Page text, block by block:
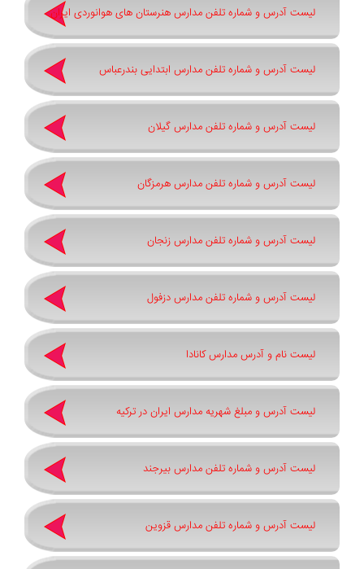
لیست آدرس و شماره تلفن مدارس هنرستان های هوانوردی ایران
لیست آدرس و شماره تلفن مدارس ابتدایی بندرعباس
لیست آدرس و شماره تلفن مدارس گیلان
لیست آدرس و شماره تلفن مدارس هرمزگان
لیست آدرس و شماره تلفن مدارس زنجان
لیست آدرس و شماره تلفن مدارس دزفول
لیست نام و آدرس مدارس کانادا
لیست آدرس و مبلغ شهریه مدارس ایران در ترکیه
لیست آدرس و شماره تلفن مدارس بیرجند
لیست آدرس و شماره تلفن مدارس قزوین